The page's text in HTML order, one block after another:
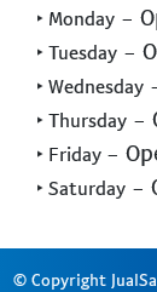
‣ Monday -
‣ Tuesday -
‣ Wednesday
‣ Thursday -
‣ Friday -
‣ Saturday -
© Copyright